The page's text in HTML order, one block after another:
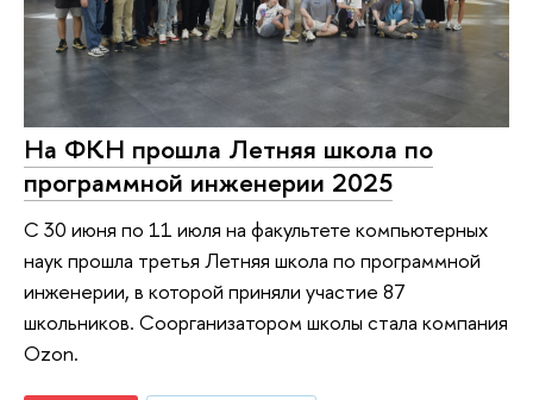
На ФКН прошла Летняя школа по
программной инженерии 2025
С 30 июня по 11 июля на факультете компьютерных
наук прошла третья Летняя школа по программной
инженерии, в которой приняли участие 87
школьников. Соорганизатором школы стала компания
Ozon.